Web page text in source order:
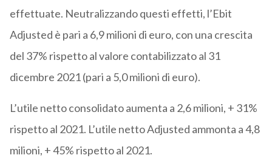
effettuate. Neutralizzando questi effetti, l’Ebit
Adjusted è pari a 6,9 milioni di euro, con una crescita
del 37% rispetto al valore contabilizzato al 31
dicembre 2021 (pari a 5,0 milioni di euro).
L’utile netto consolidato aumenta a 2,6 milioni, + 31%
rispetto al 2021. L’utile netto Adjusted ammonta a 4,8
milioni, + 45% rispetto al 2021.